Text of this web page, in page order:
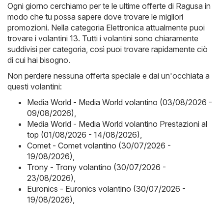
Ogni giorno cerchiamo per te le ultime offerte di Ragusa in
modo che tu possa sapere dove trovare le migliori
promozioni. Nella categoria Elettronica attualmente puoi
trovare i volantini 13. Tutti i volantini sono chiaramente
suddivisi per categoria, così puoi trovare rapidamente ciò
di cui hai bisogno.
Non perdere nessuna offerta speciale e dai un'occhiata a
questi volantini:
Media World - Media World volantino (03/08/2026 -
09/08/2026)
Media World - Media World volantino Prestazioni al
top (01/08/2026 - 14/08/2026)
Comet - Comet volantino (30/07/2026 -
19/08/2026)
Trony - Trony volantino (30/07/2026 -
23/08/2026)
Euronics - Euronics volantino (30/07/2026 -
19/08/2026)